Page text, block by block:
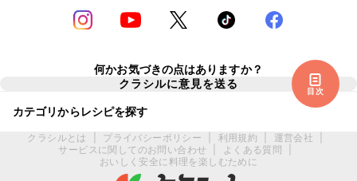
目次
何かお気づきの点はありますか？
クラシルに意見を送る
カテゴリからレシピを探す
クラシルとは プライバシーポリシー 利用規約 運営会社
サービスに関してのお問い合わせ
よくある質問
おいしく安全に料理を楽しむために